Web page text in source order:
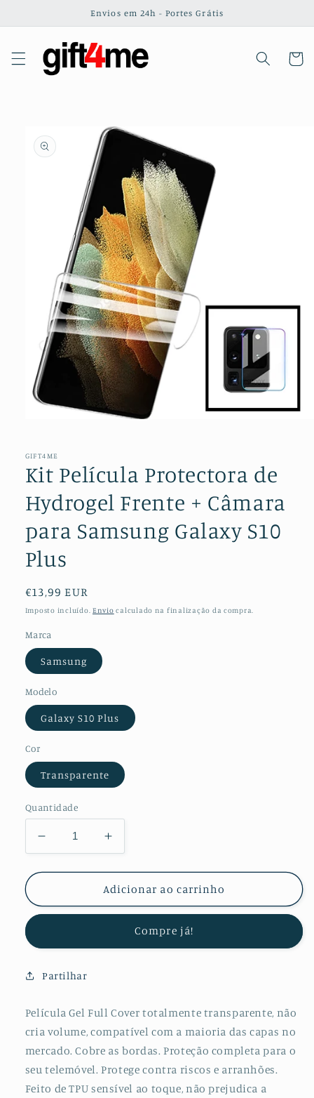
conteúdo
Envios em 24h - Portes Grátis
informação
do produto
1
modal
GIFT4ME
Kit Película Protectora de
Hydrogel Frente + Câmara
para Samsung Galaxy S10
Plus
Preço
normal
€13,99 EUR
Imposto incluído. Envio calculado na finalização da compra.
Marca
Samsung
Modelo
Galaxy S10 Plus
Cor
Transparente
Quantidade
Diminuir
a
quantidade
Kit
de
Frente
Câmara
para
Samsung
Galaxy
S10
Plus
Aumentar
a
quantidade
de
Kit
Protectora
de
Câmara
para
Samsung
Galaxy
S10
Plus
Adicionar ao carrinho
Compre já!
Partilhar
Película Gel Full Cover totalmente transparente, não
cria volume, compatível com a maioria das capas no
mercado. Cobre as bordas. Proteção completa para o
seu telemóvel. Protege contra riscos e arranhões.
Feito de TPU sensível ao toque, não prejudica a